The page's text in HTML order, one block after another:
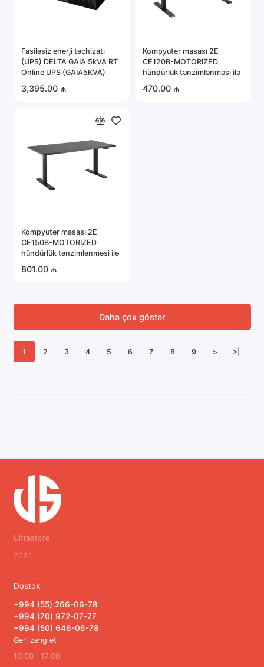
Fasiləsiz enerji təchizatı
(UPS) DELTA GAIA 5kVA RT
Online UPS (GAIA5KVA)
3,395.00 ₼
Kompyuter masası 2E
CE120B-MOTORIZED
hündürlük tənzimlənməsi ilə
470.00 ₼
Kompyuter masası 2E
CE150B-MOTORIZED
hündürlük tənzimlənməsi ilə
801.00 ₼
1 2 3 4 5 6 7 8 9 > >|
Daha çox göstər
Ultrastore
2024
Dəstək
+994 (55) 266-06-78
+994 (70) 972-07-77
+994 (50) 646-06-78
Geri zəng et
10:00 - 17:00